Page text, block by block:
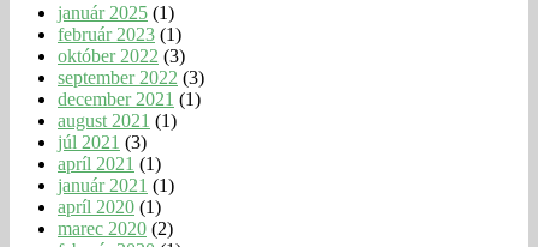
január 2025 (1)
február 2023 (1)
október 2022 (3)
september 2022 (3)
december 2021 (1)
august 2021 (1)
júl 2021 (3)
apríl 2021 (1)
január 2021 (1)
apríl 2020 (1)
marec 2020 (2)